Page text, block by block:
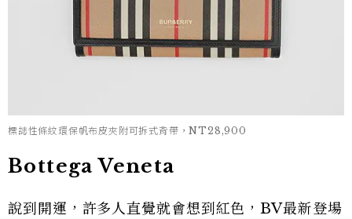
標誌性條紋環保帆布皮夾附可拆式背帶，NT28,900
Bottega Veneta
說到開運，許多人直覺就會想到紅色，BV最新登場